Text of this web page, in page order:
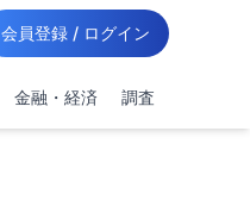
会員登録 / ログイン
金融・経済 調査